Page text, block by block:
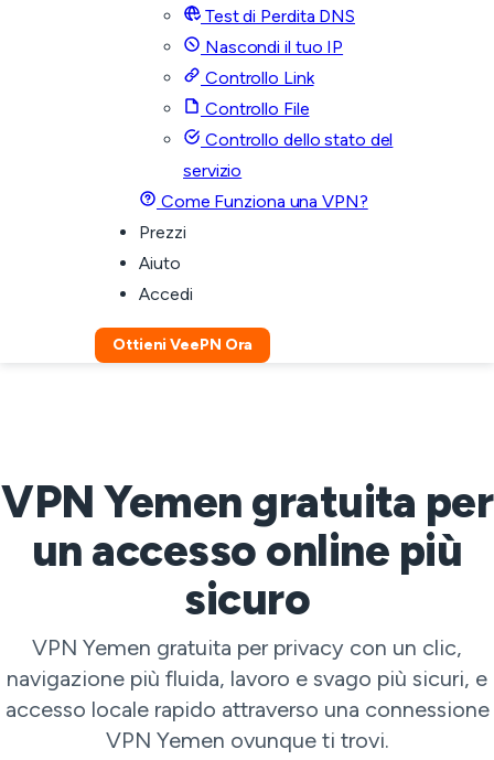
Test di Perdita DNS
Nascondi il tuo IP
Controllo Link
Controllo File
Controllo dello stato del
servizio
Come Funziona una VPN?
Prezzi
Aiuto
Accedi
Ottieni VeePN Ora
VPN Yemen gratuita per
un accesso online più
sicuro
VPN Yemen gratuita per privacy con un clic,
navigazione più fluida, lavoro e svago più sicuri, e
accesso locale rapido attraverso una connessione
VPN Yemen ovunque ti trovi.